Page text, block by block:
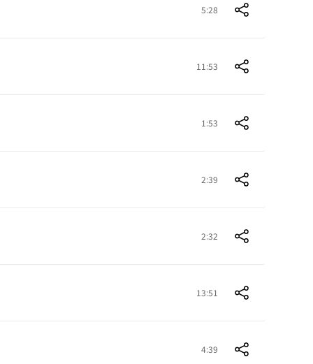
5:28
11:53
1:53
2:39
2:32
13:51
4:39